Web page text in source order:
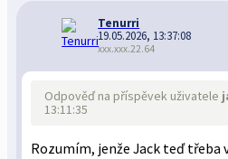
Tenurri
19.05.2026, 13:37:08
xxx.xxx.22.64
Odpověď na příspěvek uživatele
13:11:35
Rozumím, jenže Jack teď třeba